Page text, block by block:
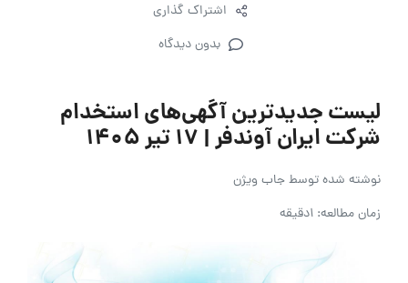
اشتراک گذاری
بدون دیدگاه
لیست جدیدترین آگهی‌های استخدام
شرکت ایران آوندفر | ۱۷ تیر ۱۴۰۵
نوشته شده توسطجاب ویژن
زمان مطالعه: 1دقیقه